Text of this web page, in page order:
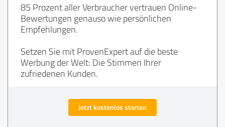
85 Prozent aller Verbraucher vertrauen Online-
Bewertungen genauso wie persönlichen
Empfehlungen.
Setzen Sie mit ProvenExpert auf die beste
Werbung der Welt: Die Stimmen Ihrer
zufriedenen Kunden.
Jetzt kostenlos starten